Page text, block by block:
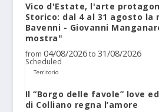
Vico d'Estate, l'arte
Storico: dal 4 al 31 agosto la
Bavenni - Giovanni
mostra"
from 04/08/2026 to 31/08/2026
Scheduled
Territorio
Il “Borgo delle favole” love
di Colliano regna l’amore